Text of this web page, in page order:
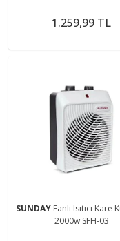
1.259,99 TL
SUNDAY Fanlı Isıtıcı Kare
2000w SFH-03